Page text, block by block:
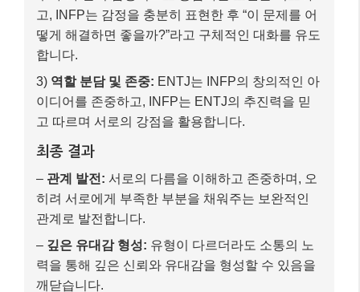
관계로 발전합니다.
–깊은 유대감 형성:유형이 다르더라도 소통의 노
력을 통해 깊은 신뢰와 유대감을 형성할 수 있음을
깨닫습니다.
이처럼 MBTI는 단순히 ‘맞다/안 맞다’를 판단하는 도구
가 아니라,
서로의 성향을 이해하고 더 나은 소통 방식
을 찾아가는 데 도움을 주는 유용한 가이드
가 될 수 있
습니다. 중요한 것은 유형에 갇히는 것이 아니라, 유형
을 통해 상대방을 더 깊이 이해하려는 마음과 노력입니
다.